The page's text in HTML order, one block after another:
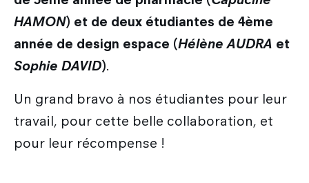
HAMON) et de deux étudiantes de 4ème
année de design espace (Hélène AUDRA et
Sophie DAVID).
Un grand bravo à nos étudiantes pour leur
travail, pour cette belle collaboration, et
pour leur récompense !